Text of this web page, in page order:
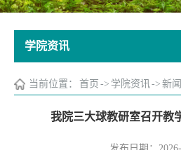
学院资讯
当前位置： 首页 -> 学院资讯-> 新
我院三大球教研室召开教